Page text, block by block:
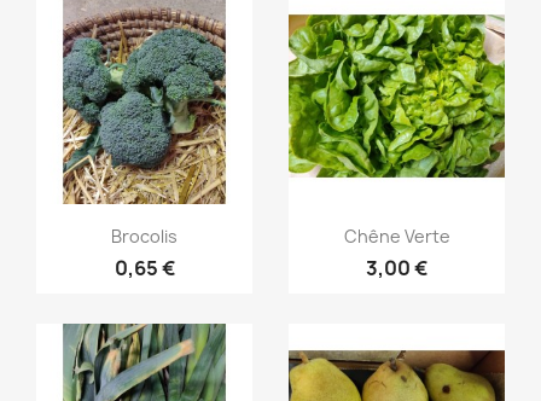
Aperçu rapide
Brocolis
0,65 €
Aperçu rapide
Chêne Verte
3,00 €